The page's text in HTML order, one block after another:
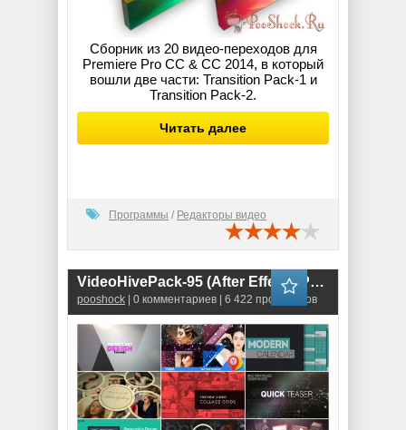
Сборник из 20 видео-переходов для
Premiere Pro СС & СС 2014, в который
вошли две части: Transition Pack-1 и
Transition Pack-2.
Читать далее
Программы / Редакторы видео
VideoHivePack-95 (After Effects Projects Pack)
pooshock | 0 комментариев | 6 422 просмотров